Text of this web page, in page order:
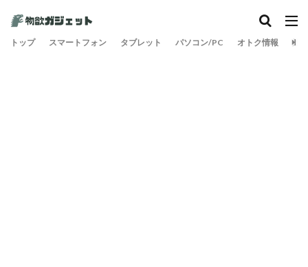
トップ スマートフォン タブレット パソコン/PC オトク情報 旅
カテゴリー